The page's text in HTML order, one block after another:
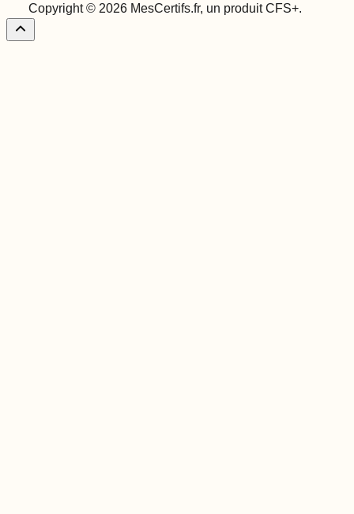
Copyright © 2026 MesCertifs.fr, un produit CFS+.